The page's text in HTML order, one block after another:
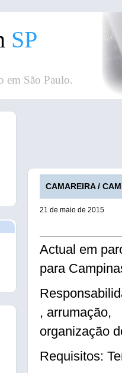
SP
em São Paulo.
CAMAREIRA /
21 de maio de 2015
Actual em
para
, arrumação,
organização
Requisitos: